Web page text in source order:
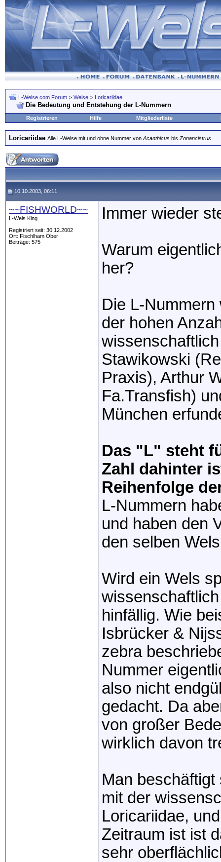
L-Welse.com Forum > Welse > Loricariidae
Die Bedeutung und Entstehung der L-Nummern
Registrieren Hilfe Mitgliederliste
Loricariidae Alle L-Welse mit und ohne Nummer von Acanthicus bis Zonancistrus
10.10.2003, 06:11
~~FISHWORLD~~
L-Wels King
Registriert seit: 30.12.2002
Ort: Fischlham Ober
Beiträge: 575
Immer wieder
Warum
her?
Die L-
der hohen
Stawikowski
Praxis), Arthur
Fa.Transfish)
München
Das "L" steht
Zahl dahinter
Reihenfolge
L-Nummern
und haben den
den selben
Wird ein Wels
hinfällig. Wie
Isbrücker &
zebra
Nummer
also nicht
gedacht. Da
von großer
wirklich davon
Man
mit der
Loricariidae,
Zeitraum ist ist
sehr